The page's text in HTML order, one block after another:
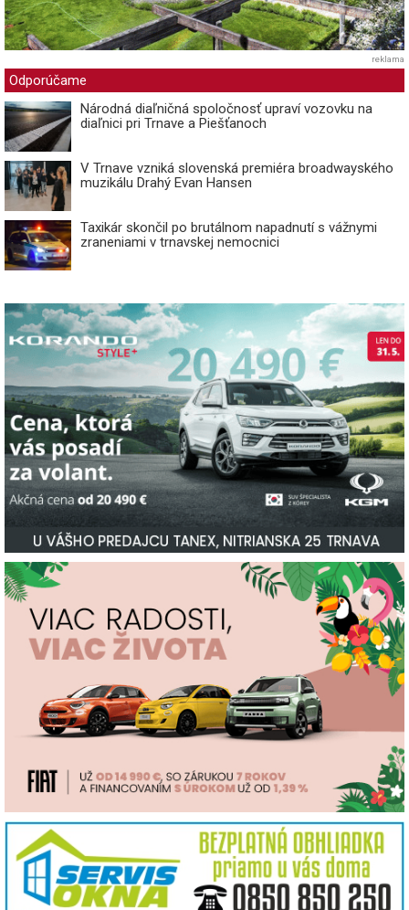
reklama
Odporúčame
Národná diaľničná spoločnosť upraví vozovku na
diaľnici pri Trnave a Piešťanoch
V Trnave vzniká slovenská premiéra broadwayského
muzikálu Drahý Evan Hansen
Taxikár skončil po brutálnom napadnutí s vážnymi
zraneniami v trnavskej nemocnici